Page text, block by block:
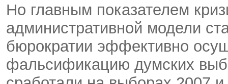
Но главным показателем
административной модели
бюрократии эффективно
фальсификацию думских